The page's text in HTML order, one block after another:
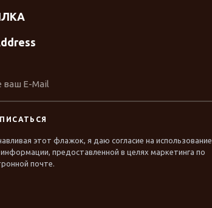
этот флажок, я даю согласие на использование
предоставленной в целях маркетинга по
почте.